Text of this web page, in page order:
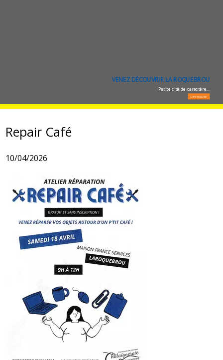
VENEZ DÉCOUVRIR LA ROQUEBROU
Petite cité de caractère...
Lire la suite
Repair Café
10/04/2026